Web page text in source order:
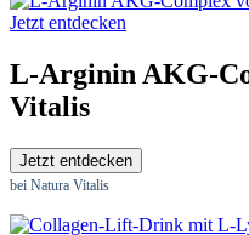
Jetzt entdecken
L-Arginin AKG-
Vitalis
Jetzt entdecken
bei Natura Vitalis